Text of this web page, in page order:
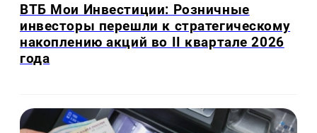
ВТБ Мои Инвестиции: Розничные
инвесторы перешли к стратегическому
накоплению акций во II квартале 2026
года